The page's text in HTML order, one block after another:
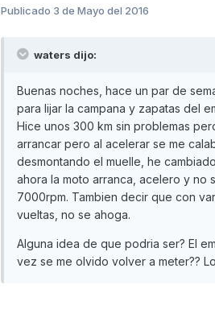
Publicado 3 de Mayo del 2016
waters dijo:
Buenas noches, hace un par de
para lijar la campana y zapatas del
Hice unos 300 km sin problemas
arrancar pero al acelerar se me
desmontando el muelle, he
ahora la moto arranca, acelero y no
7000rpm. Tambien decir que con
vueltas, no se ahoga.
Alguna idea de que podria ser? El
vez se me olvido volver a meter??